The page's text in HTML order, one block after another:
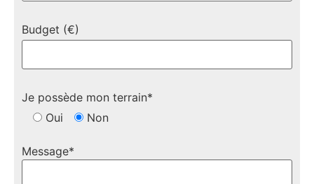
Budget (€)
Je possède mon terrain*
Oui
Non
Message*